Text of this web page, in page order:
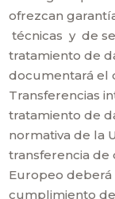
ofrezcan
técnicas y de
tratamiento de
documentará el
Transferencias
tratamiento de
normativa de la
transferencia de
Europeo deberá
cumplimiento